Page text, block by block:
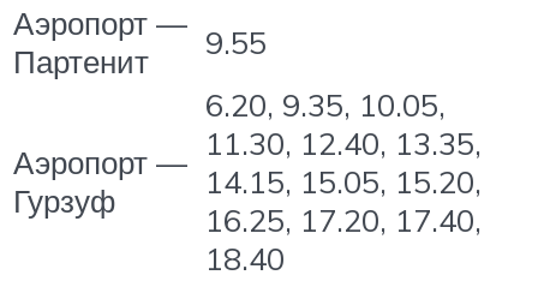
Аэропорт —
Партенит
9.55
Аэропорт —
Гурзуф
6.20, 9.35, 10.05,
11.30, 12.40, 13.35,
14.15, 15.05, 15.20,
16.25, 17.20, 17.40,
18.40